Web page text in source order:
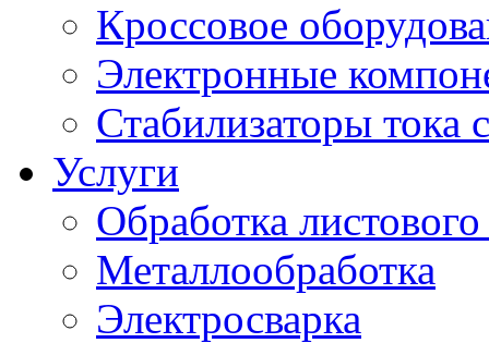
Кроссовое
Электронные
Стабилизаторы тока
Услуги
Обработка
Металлообработка
Электросварка